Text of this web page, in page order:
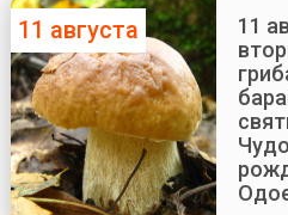
11 августа
11